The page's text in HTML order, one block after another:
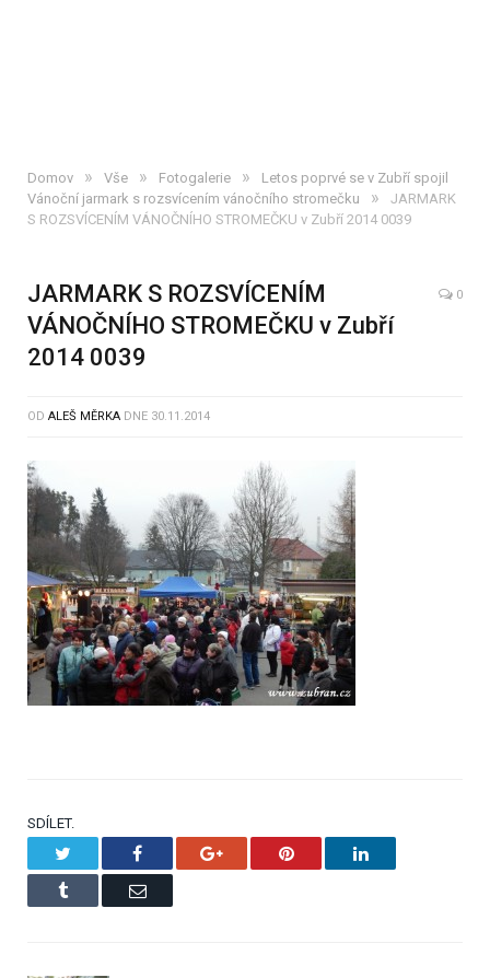
Domov » Vše » Fotogalerie »
Letos poprvé se v Zubří spojil
Vánoční jarmark s rozsvícením vánočního stromečku
»
JARMARK
S ROZSVÍCENÍM VÁNOČNÍHO STROMEČKU v Zubří 2014 0039
JARMARK S ROZSVÍCENÍM
VÁNOČNÍHO STROMEČKU v Zubří
2014 0039
0
OD ALEŠ MĚRKA DNE 30.11.2014
SDÍLET.
Facebook Google+ Pinterest LinkedIn
Tumblr Email